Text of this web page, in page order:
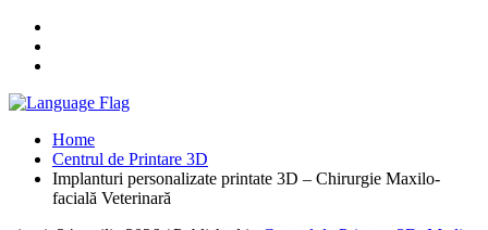
Home
Centrul de Printare 3D
Implanturi personalizate printate 3D – Chirurgie Maxilo-
facială Veterinară